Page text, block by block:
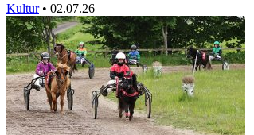
Kultur • 02.07.26